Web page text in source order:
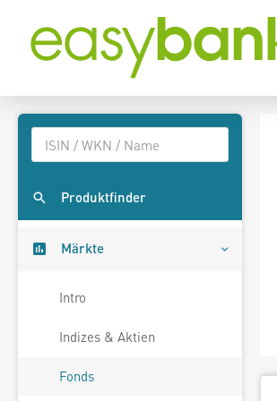
Produktfinder
Märkte
Intro
Indizes & Aktien
Fonds